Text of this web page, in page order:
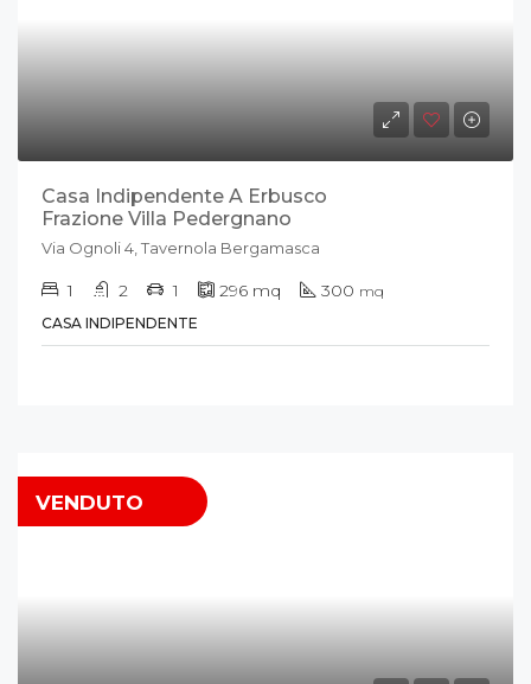
Casa Indipendente A Erbusco
Frazione Villa Pedergnano
Via Ognoli 4, Tavernola Bergamasca
1 2 1 296 mq 300 mq
CASA INDIPENDENTE
VENDUTO